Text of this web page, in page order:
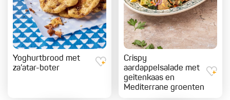
Yoghurtbrood met
za’atar-boter
Crispy
aardappelsalade met
geitenkaas en
Mediterrane groenten